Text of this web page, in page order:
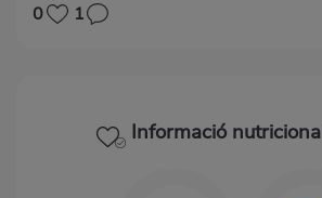
0 1
Informació